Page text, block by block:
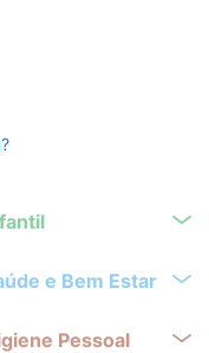
e Bem Estar
Pessoal